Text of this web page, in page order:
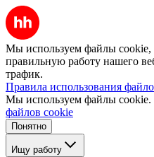
Мы используем файлы cookie,
правильную работу нашего
трафик.
Правила использования
Мы используем файлы cookie.
файлов cookie
Понятно
Ищу работу